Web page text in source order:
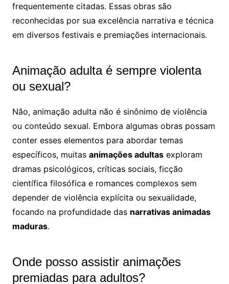
frequentemente citadas. Essas obras são
reconhecidas por sua excelência narrativa e técnica
em diversos festivais e premiações internacionais.
Animação adulta é sempre violenta
ou sexual?
Não, animação adulta não é sinônimo de violência
ou conteúdo sexual. Embora algumas obras possam
conter esses elementos para abordar temas
específicos, muitas animações adultasexploram
dramas psicológicos, críticas sociais, ficção
científica filosófica e romances complexos sem
depender de violência explícita ou sexualidade,
focando na profundidade das narrativas animadas
maduras.
Onde posso assistir animações
premiadas para adultos?